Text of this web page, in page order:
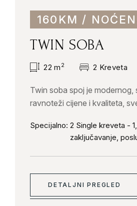
160KM /
TWIN SOBA
22m 2 2 Kreveta
Twin soba spoj je
ravnoteži cijene i kvaliteta,
Specijalno: 2 Single kreveta -
zaključavanje,
DETALJNI PREGLED